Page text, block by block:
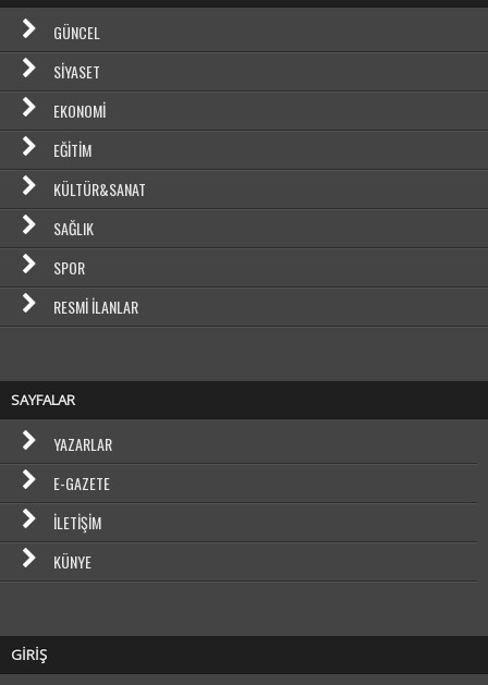
GÜNCEL
SIYASET
EKONOMI
EĞITIM
KÜLTÜR&SANAT
SAĞLIK
SPOR
RESMI İLANLAR
SAYFALAR
YAZARLAR
E-GAZETE
İLETIŞIM
KÜNYE
GİRİŞ